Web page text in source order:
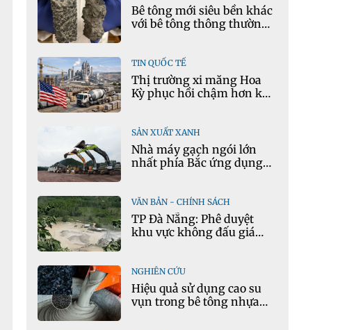
Bê tông mới siêu bền khác
với bê tông thông thường
TIN QUỐC TẾ
Thị trường xi măng Hoa
Kỳ phục hồi chậm hơn kỳ
SẢN XUẤT XANH
Nhà máy gạch ngói lớn
nhất phía Bắc ứng dụng
VĂN BẢN - CHÍNH SÁCH
TP Đà Nẵng: Phê duyệt
khu vực không đấu giá
NGHIÊN CỨU
Hiệu quả sử dụng cao su
vụn trong bê tông nhựa